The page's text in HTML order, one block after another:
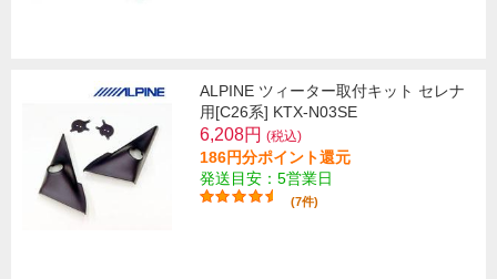
ALPINE ツィーター取付キット セレナ
用[C26系] KTX-N03SE
6,208円 (税込)
186円分ポイント還元
発送目安：5営業日
(7件)